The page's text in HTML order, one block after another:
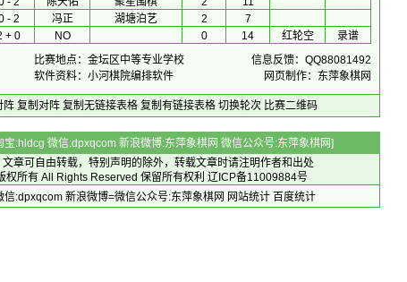
- 2 冯正 湖塘泊艺 2
7
+ 0 NO 0 14 红轮空
录谱
比赛地点：金坛区中等专业学校
信息反馈：QQ88081492
软件资料：小河棋院编排软件 网页制作：东萍象棋网
阵 复制对阵 复制无链接表格 复制有链接表格 切换轮次 比赛二维码
:hldcg 微信:dpxqcom 新浪微博:东萍象棋网 微信公众号:东萍象棋网]
章可自由转载，特别声明的除外，转载文章时请注明作者和出处
权所有 All Rights Reserved 保留所有权利 辽ICP备11009884号
:dpxqcom 新浪微博=微信公众号:东萍象棋网 网站统计 百度统计